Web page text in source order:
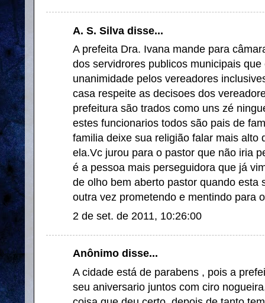
A. S. Silva disse...
A prefeita Dra. Ivana mande para
dos servidrores publicos municipais
unanimidade pelos vereadores
casa respeite as decisoes dos
prefeitura são trados como uns zé
estes funcionarios todos são pais de
familia deixe sua religião falar mais alto
ela.Vc jurou para o pastor que não iria
é a pessoa mais perseguidora que já
de olho bem aberto pastor quando esta
outra vez prometendo e mentindo para
2 de set. de 2011, 10:26:00
Anônimo disse...
A cidade está de parabens , pois a
seu aniversario juntos com ciro